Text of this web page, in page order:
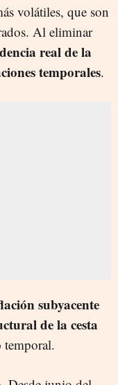
volátiles, que son
Al eliminar
real de la
temporales.
subyacente
de la cesta
temporal.